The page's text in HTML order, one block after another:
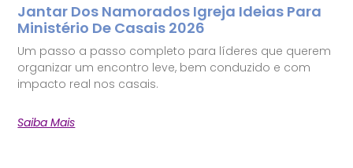
Jantar Dos Namorados Igreja Ideias Para
Ministério De Casais 2026
Um passo a passo completo para líderes que querem
organizar um encontro leve, bem conduzido e com
impacto real nos casais.
Saiba Mais